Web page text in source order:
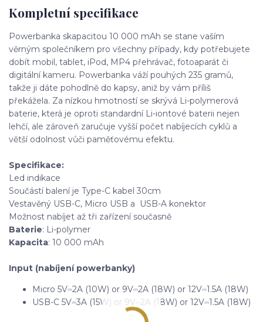
Kompletní specifikace
Powerbanka skapacitou 10 000 mAh se stane vaším
věrným společníkem pro všechny případy, kdy potřebujete
dobít mobil, tablet, iPod, MP4 přehrávač, fotoaparát či
digitální kameru. Powerbanka váží pouhých 235 gramů,
takže ji dáte pohodlně do kapsy, aniž by vám příliš
překážela. Za nízkou hmotností se skrývá Li-polymerová
baterie, která je oproti standardní Li-iontové baterii nejen
lehčí, ale zároveň zaručuje vyšší počet nabíjecích cyklů a
větší odolnost vůči paměťovému efektu.
Specifikace:
Led indikace
Součástí balení je Type-C kabel 30cm
Vestavěný USB-C, Micro USB a USB-A konektor
Možnost nabíjet až tři zařízení současně
Baterie: Li-polymer
Kapacita: 10 000 mAh
Input (nabíjení powerbanky)
Micro 5V⎓2A (10W) or 9V⎓2A (18W) or 12V⎓1.5A (18W)
USB-C 5V⎓3A (15W) or 9V⎓2A (18W) or 12V⎓1.5A (18W)